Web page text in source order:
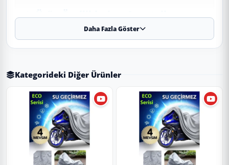
✨ Ürün Özellikleri ve Avantajları
Aracınızın orijinal ölçülerine sadık kalınarak
üretilmiştir.
Uygulama
Aracınızın ölçülerine uygundur. Montaj işlemi el
yatkınlığı gerektirebilir.
Paket İçeriği
Daha Fazla Göster
Kategorideki Diğer Ürünler